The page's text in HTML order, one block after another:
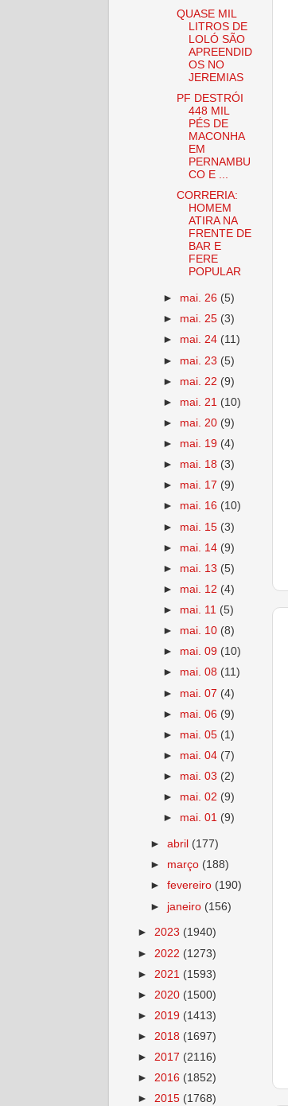
QUASE MIL
LITROS DE
LOLÓ SÃO
APREENDID
OS NO
JEREMIAS
PF DESTRÓI
448 MIL
PÉS DE
MACONHA
EM
PERNAMBU
CO E ...
CORRERIA:
HOMEM
ATIRA NA
FRENTE DE
BAR E
FERE
POPULAR
► mai. 26 (5)
► mai. 25 (3)
► mai. 24 (11)
► mai. 23 (5)
► mai. 22 (9)
► mai. 21 (10)
► mai. 20 (9)
► mai. 19 (4)
► mai. 18 (3)
► mai. 17 (9)
► mai. 16 (10)
► mai. 15 (3)
► mai. 14 (9)
► mai. 13 (5)
► mai. 12 (4)
► mai. 11 (5)
► mai. 10 (8)
► mai. 09 (10)
► mai. 08 (11)
► mai. 07 (4)
► mai. 06 (9)
► mai. 05 (1)
► mai. 04 (7)
► mai. 03 (2)
► mai. 02 (9)
► mai. 01 (9)
►abril (177)
► março (188)
►fevereiro (190)
► janeiro (156)
► 2023 (1940)
► 2022 (1273)
► 2021 (1593)
► 2020 (1500)
► 2019 (1413)
► 2018 (1697)
► 2017 (2116)
► 2016 (1852)
► 2015 (1768)